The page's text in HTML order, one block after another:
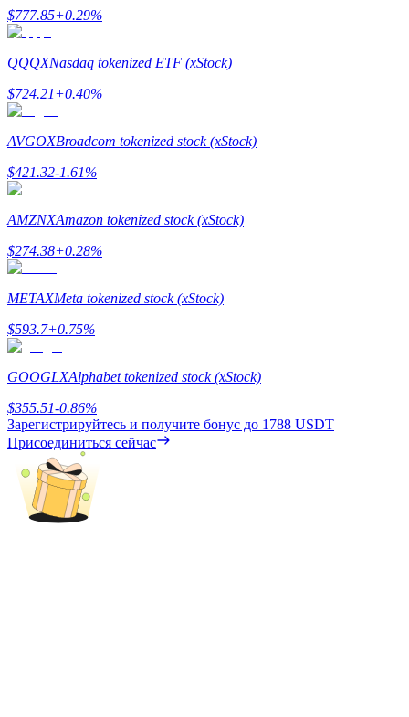
BTC Welcome Rewards
Precious Metals Trading Carnival
Trade Gold & Silver · 33,333 USDT Bonus
$777.85+0.29%
QQQXNasdaq tokenized ETF (xStock)
$724.21+0.40%
AVGOXBroadcom tokenized stock (xStock)
$421.32-1.61%
AMZNXAmazon tokenized stock (xStock)
$274.38+0.28%
METAXMeta tokenized stock (xStock)
$593.7+0.75%
GOOGLXAlphabet tokenized stock (xStock)
$355.51-0.86%
Зарегистрируйтесь и получите бонус до 1788 USDT
Присоединиться сейчас